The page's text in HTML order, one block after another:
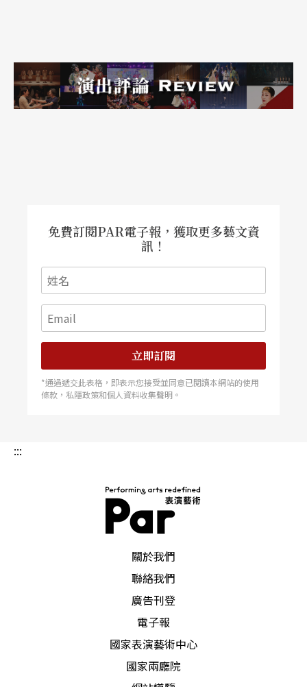
免費訂閱PAR電子報，獲取更多藝文資
訊！
立即訂閱
*通過遞交此表格，即表示您接受並同意已閱讀本網站的使用
條款，私隱政策和個人資料收集聲明。
:::
關於我們
聯絡我們
廣告刊登
電子報
國家表演藝術中心
國家兩廳院